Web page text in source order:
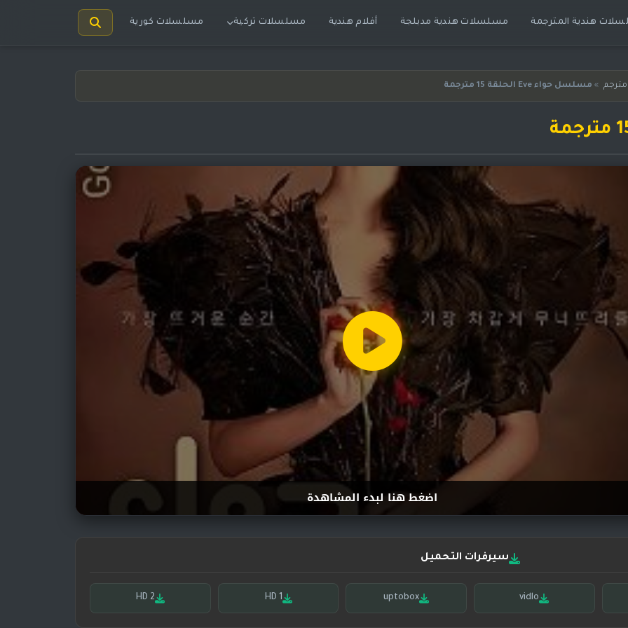
هندية المترجمة مسلسلات هندية مدبلجة أفلام هندية مسلسلات تركية مسلسلات كورية
» مسلسل حواء Eve الحلقة 15 مترجمة
اضغط هنا لبدء المشاهدة
سيرفرات التحميل
vidlo
uptobox
HD 1
HD 2